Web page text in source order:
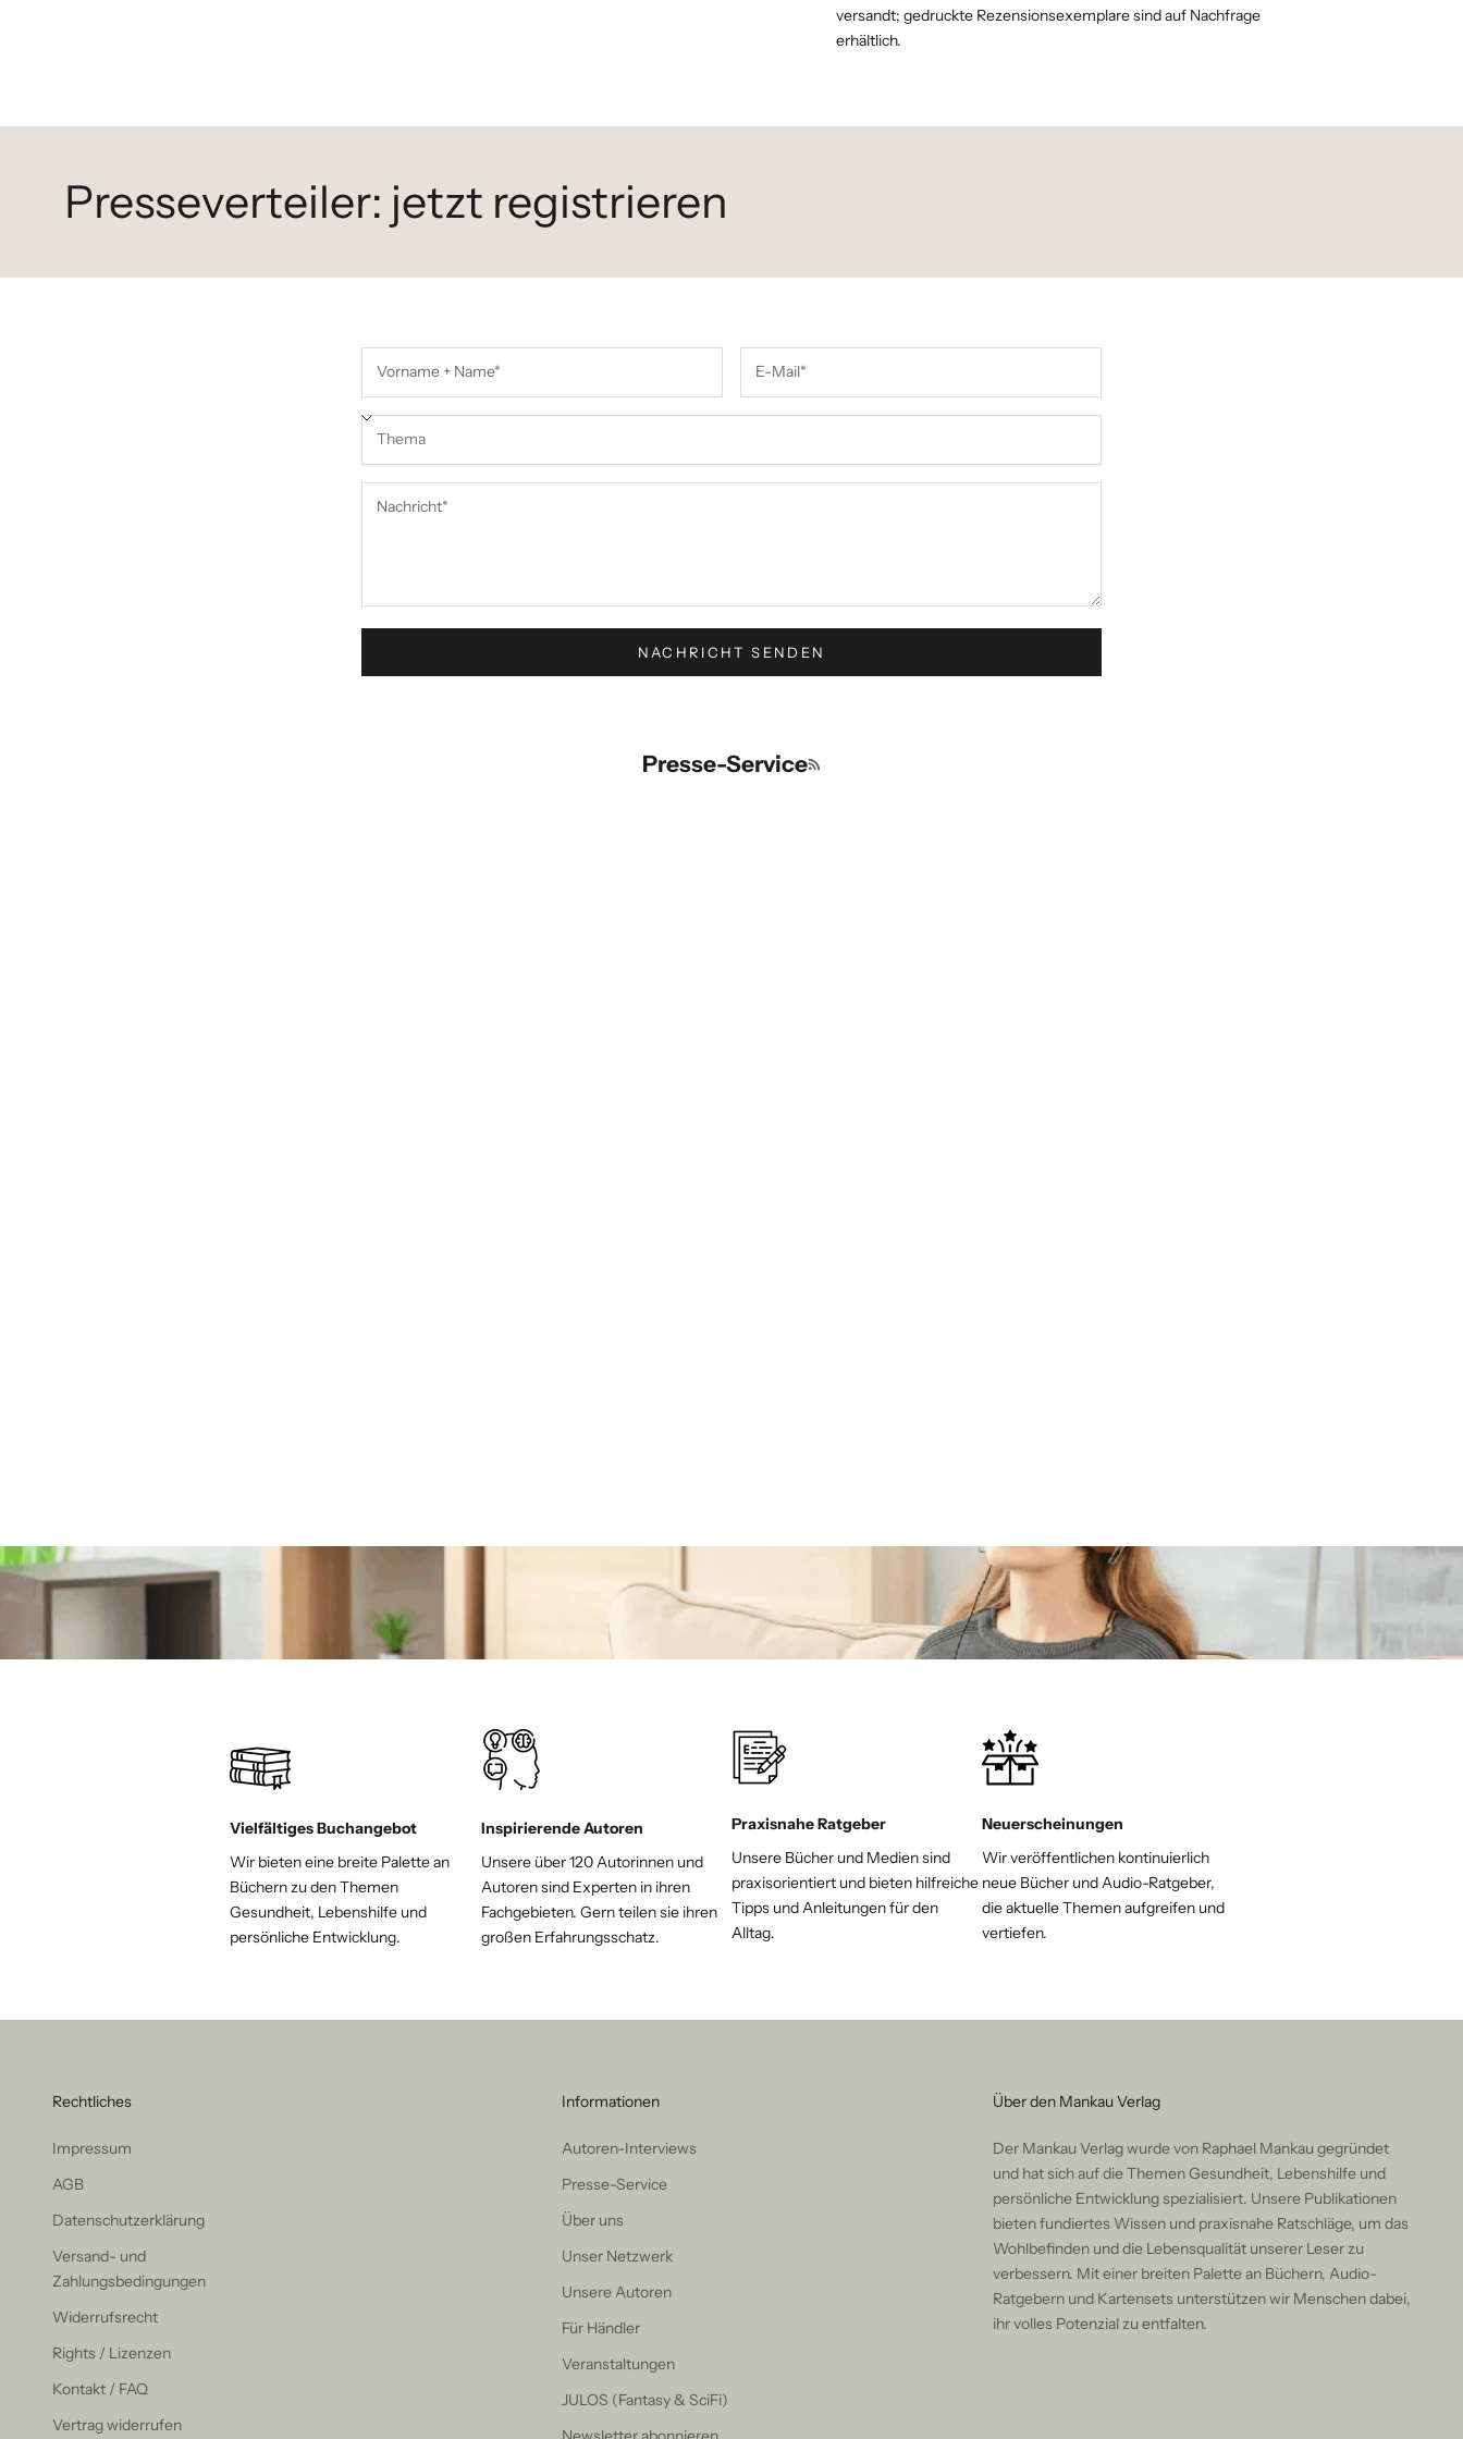
versandt; gedruckte Rezensionsexemplare sind auf Nachfrage
erhältlich.
Presseverteiler: jetzt registrieren
NACHRICHT SENDEN
Presse-Service RSS-Feed
Vielfältiges Buchangebot
Wir bieten eine breite Palette an
Büchern zu den Themen
Gesundheit, Lebenshilfe und
persönliche Entwicklung.
Inspirierende Autoren
Unsere über 120 Autorinnen und
Autoren sind Experten in ihren
Fachgebieten. Gern teilen sie ihren
großen Erfahrungsschatz.
Praxisnahe Ratgeber
Unsere Bücher und Medien sind
praxisorientiert und bieten hilfreiche
Tipps und Anleitungen für den
Alltag.
Neuerscheinungen
Wir veröffentlichen kontinuierlich
neue Bücher und Audio-Ratgeber,
die aktuelle Themen aufgreifen und
vertiefen.
Rechtliches
Impressum
AGB
Datenschutzerklärung
Versand- und
Zahlungsbedingungen
Widerrufsrecht
Rights / Lizenzen
Kontakt / FAQ
Vertrag widerrufen
Informationen
Autoren-Interviews
Presse-Service
Über uns
Unser Netzwerk
Unsere Autoren
Für Händler
Veranstaltungen
JULOS (Fantasy & SciFi)
Über den Mankau Verlag
Der Mankau Verlag wurde von Raphael Mankau gegründet
und hat sich auf die Themen Gesundheit, Lebenshilfe und
persönliche Entwicklung spezialisiert. Unsere Publikationen
bieten fundiertes Wissen und praxisnahe Ratschläge, um das
Wohlbefinden und die Lebensqualität unserer Leser zu
verbessern. Mit einer breiten Palette an Büchern, Audio-
Ratgebern und Kartensets unterstützen wir Menschen dabei,
ihr volles Potenzial zu entfalten.